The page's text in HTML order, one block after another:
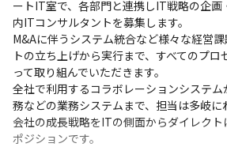
ートIT室で、各部門と連携しIT戦略の企
内ITコンサルタントを募集します。
M&Aに伴うシステム統合など様々な経営
トの立ち上げから実行まで、すべてのプ
って取り組んでいただきます。
全社で利用するコラボレーションシステ
務などの業務システムまで、担当は多岐に
会社の成長戦略をITの側面からダイレクト
ポジションです。